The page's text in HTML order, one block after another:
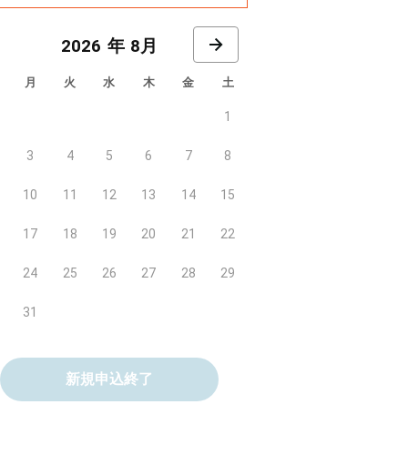
8月
月 火 水 木 金 土
1
3 4 5 6 7 8
10 11 12 13 14 15
17 18 19 20 21 22
24 25 26 27 28 29
31
新規申込終了